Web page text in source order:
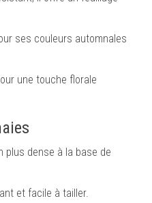
ses couleurs automnales
une touche florale
plus dense à la base de
et facile à tailler.